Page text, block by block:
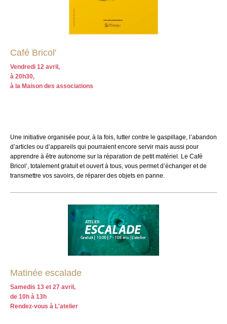
Café Bricol'
Vendredi 12 avril,
à 20h30,
à la Maison des associations
Une initiative organisée pour, à la fois, lutter contre le gaspillage, l’abandon
d’articles ou d’appareils qui pourraient encore servir mais aussi pour
apprendre à être autonome sur la réparation de petit matériel. Le Café
Bricol’, totalement gratuit et ouvert à tous, vous permet d’échanger et de
transmettre vos savoirs, de réparer des objets en panne.
Matinée escalade
Samedis 13 et 27 avril,
de 10h à 13h
Rendez-vous à L'atelier